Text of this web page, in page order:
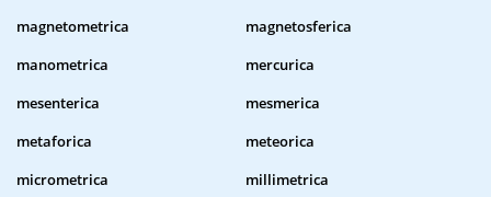
magnetometrica
magnetosferica
manometrica
mercurica
mesenterica
mesmerica
metaforica
meteorica
micrometrica
millimetrica